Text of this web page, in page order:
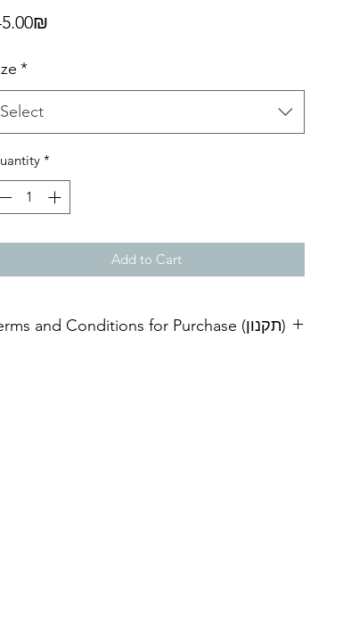
‏45.00 ‏₪
*
Select
*
Add to Cart
Terms and Conditions for Purchase (תקנון)